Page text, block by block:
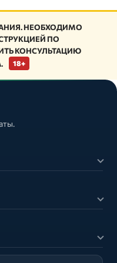
НЕОБХОДИМО
ПО
КОНСУЛЬТАЦИЮ
18+